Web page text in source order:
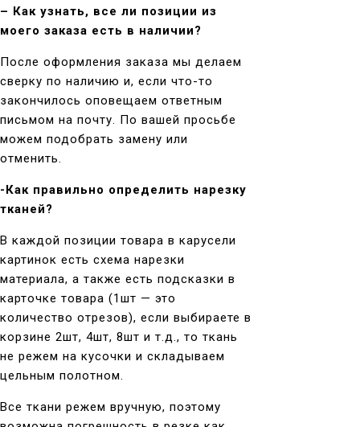
– Как узнать, все ли позиции из
моего заказа есть в наличии?
После оформления заказа мы делаем
сверку по наличию и, если что-то
закончилось оповещаем ответным
письмом на почту. По вашей просьбе
можем подобрать замену или
отменить.
-Как правильно определить нарезку
тканей?
В каждой позиции товара в карусели
картинок есть схема нарезки
материала, а также есть подсказки в
карточке товара (1шт — это
количество отрезов), если выбираете в
корзине 2шт, 4шт, 8шт и т.д., то ткань
не режем на кусочки и складываем
цельным полотном.
Все ткани режем вручную, поэтому